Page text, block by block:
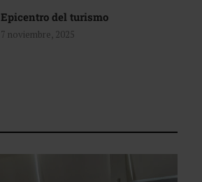
Epicentro del turismo
7 noviembre, 2025